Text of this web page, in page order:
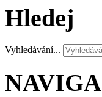
Hledej
Vyhledávání...